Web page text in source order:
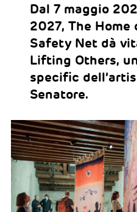
Dal 7 maggio
2027, The Home
Safety Net dà
Lifting Others,
specific
Senatore.